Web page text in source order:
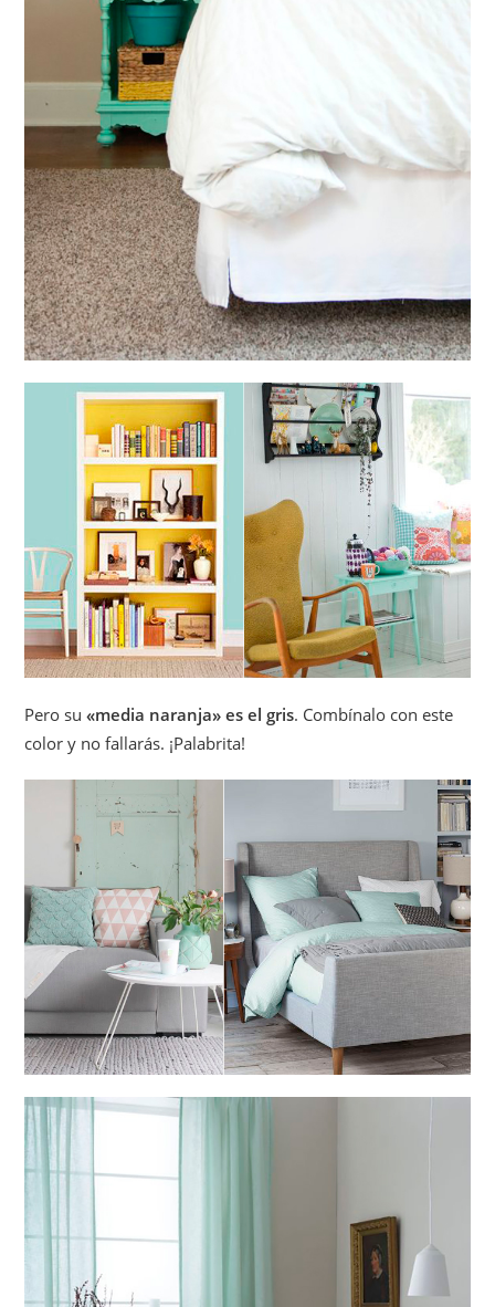
Pero su«media naranja» es el gris. Combínalo con este
color y no fallarás. ¡Palabrita!